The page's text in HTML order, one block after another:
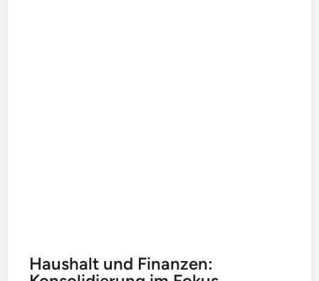
Haushalt und Finanzen: